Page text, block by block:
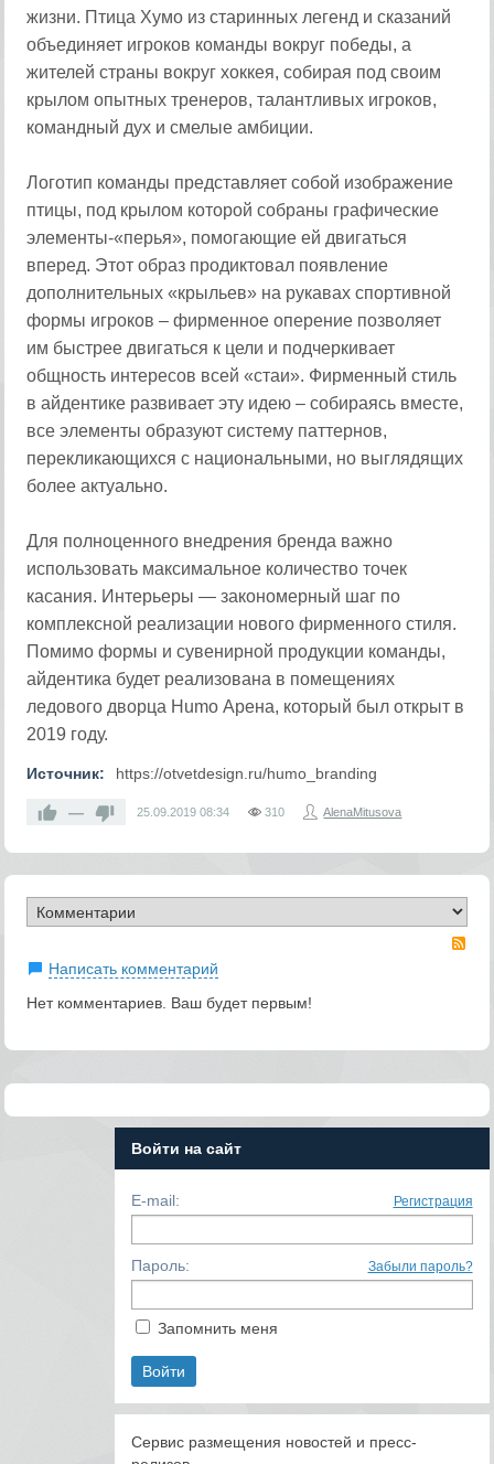
жизни. Птица Хумо из старинных легенд и сказаний
объединяет игроков команды вокруг победы, а
жителей страны вокруг хоккея, собирая под своим
крылом опытных тренеров, талантливых игроков,
командный дух и смелые амбиции.
Логотип команды представляет собой изображение
птицы, под крылом которой собраны графические
элементы-«перья», помогающие ей двигаться
вперед. Этот образ продиктовал появление
дополнительных «крыльев» на рукавах спортивной
формы игроков – фирменное оперение позволяет
им быстрее двигаться к цели и подчеркивает
общность интересов всей «стаи». Фирменный стиль
в айдентике развивает эту идею – собираясь вместе,
все элементы образуют систему паттернов,
перекликающихся с национальными, но выглядящих
более актуально.
Для полноценного внедрения бренда важно
использовать максимальное количество точек
касания. Интерьеры — закономерный шаг по
комплексной реализации нового фирменного стиля.
Помимо формы и сувенирной продукции команды,
айдентика будет реализована в помещениях
ледового дворца Humo Арена, который был открыт в
2019 году.
Источник: https://otvetdesign.ru/humo_branding
— 25.09.2019 08:34 310 AlenaMitusova
Написать комментарий
Нет комментариев. Ваш будет первым!
Войти на сайт
E-mail: Регистрация
Пароль: Забыли пароль?
Запомнить меня
Сервис размещения новостей и пресс-